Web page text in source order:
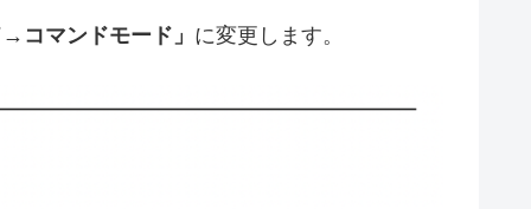
コマンドモード」 に変更します。